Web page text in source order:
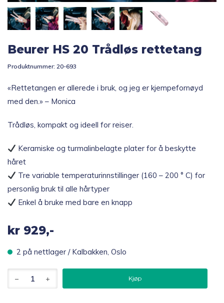
Gavetips
Beurer HS 20 Trådløs rettetang
Produktnummer: 20-693
«Rettetangen er allerede i bruk, og jeg er kjempefornøyd
med den.» – Monica
Trådløs, kompakt og ideell for reiser.
Keramiske og turmalinbelagte plater for å beskytte
håret
Tre variable temperaturinnstillinger (160 – 200 ° C) for
personlig bruk til alle hårtyper
Enkel å bruke med bare en knapp
kr 929,-
2 på nettlager / Kalbakken, Oslo
HS
20
Kjøp